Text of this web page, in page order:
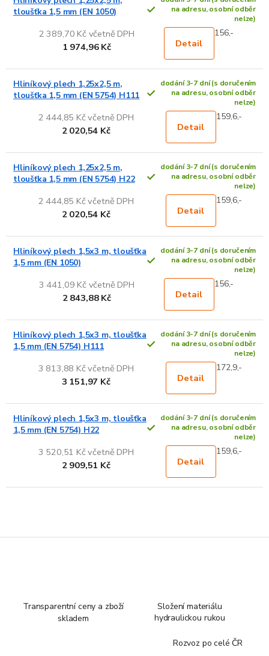
tloušťka 1,5 mm (EN 1050)
na adresu, osobní odběr
nelze)
2 389,70 Kč včetně DPH
1 974,96 Kč
Detail
156,-
Hliníkový plech 1,25x2,5 m,
tloušťka 1,5 mm (EN 5754) H111
dodání 3-7 dní (s doručením
na adresu, osobní odběr
nelze)
2 444,85 Kč včetně DPH
2 020,54 Kč
Detail
159,6,-
Hliníkový plech 1,25x2,5 m,
tloušťka 1,5 mm (EN 5754) H22
dodání 3-7 dní (s doručením
na adresu, osobní odběr
nelze)
2 444,85 Kč včetně DPH
2 020,54 Kč
Detail
159,6,-
Hliníkový plech 1,5x3 m, tloušťka
1,5 mm (EN 1050)
dodání 3-7 dní (s doručením
na adresu, osobní odběr
nelze)
3 441,09 Kč včetně DPH
2 843,88 Kč
Detail
156,-
Hliníkový plech 1,5x3 m, tloušťka
1,5 mm (EN 5754) H111
dodání 3-7 dní (s doručením
na adresu, osobní odběr
nelze)
3 813,88 Kč včetně DPH
3 151,97 Kč
Detail
172,9,-
Hliníkový plech 1,5x3 m, tloušťka
1,5 mm (EN 5754) H22
dodání 3-7 dní (s doručením
na adresu, osobní odběr
nelze)
3 520,51 Kč včetně DPH
2 909,51 Kč
Detail
159,6,-
Transparentní ceny a zboží
skladem
Složení materiálu
hydraulickou rukou
Rozvoz po celé ČR